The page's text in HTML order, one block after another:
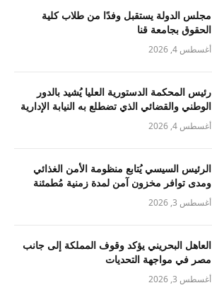
مجلس الدولة يستقبل وفدًا من طلاب كلية
الحقوق بجامعة قنا
أغسطس 4, 2026
رئيس المحكمة الدستورية العليا يُشيد بالدور
الوطني والقضائي الذي تضطلع به النيابة الإدارية
أغسطس 4, 2026
الرئيس السيسي يُتابع منظومة الأمن الغذائي
ومدى توافر مخزون آمن لمدة زمنية مُطمئنة
أغسطس 3, 2026
العاهل البحريني يؤكد وقوف المملكة إلى جانب
مصر في مواجهة التحديات
أغسطس 3, 2026